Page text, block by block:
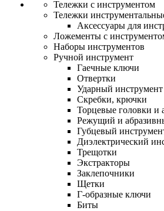
Тележки с инструментом
Тележки
Аксессуары для
Ложементы с
Наборы инструментов
Ручной инструмент
Гаечные ключи
Отвертки
Ударный инструмент
Скребки, крючки
Торцевые головки и
Режущий и
Губцевый
Диэлектрический
Трещотки
Экстракторы
Заклепочники
Щетки
Г-образные ключи
Биты